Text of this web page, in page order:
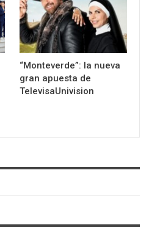
“Monteverde”: la nueva
gran apuesta de
TelevisaUnivision